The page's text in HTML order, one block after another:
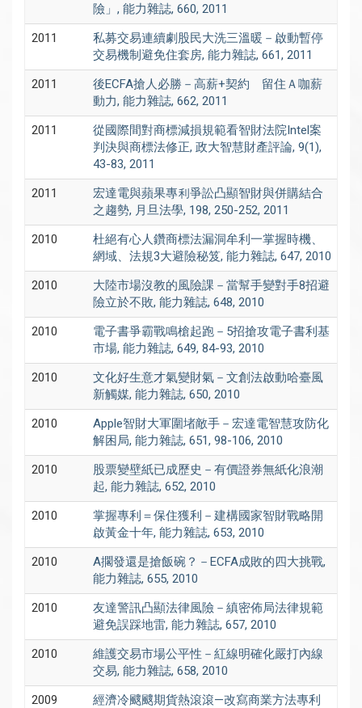
險」, 能力雜誌, 660, 2011
2011
私募交易連續劇股民大洗三溫暖－啟動暫停
交易機制避免住套房, 能力雜誌, 661, 2011
2011
後ECFA搶人必勝－高薪+契約 留住Ａ咖薪
動力, 能力雜誌, 662, 2011
2011
從國際間對商標減損規範看智財法院Intel案
判決與商標法修正, 政大智慧財產評論, 9(1),
43-83, 2011
2011
宏達電與蘋果專利爭訟凸顯智財與併購結合
之趨勢, 月旦法學, 198, 250-252, 2011
2010
杜絕有心人鑽商標法漏洞牟利一掌握時機、
網域、法規3大避險秘笈, 能力雜誌, 647, 2010
2010
大陸市場沒教的風險課－當幫手變對手8招避
險立於不敗, 能力雜誌, 648, 2010
2010
電子書爭霸戰鳴槍起跑－5招搶攻電子書利基
市場, 能力雜誌, 649, 84-93, 2010
2010
文化好生意才氣變財氣－文創法啟動哈臺風
新觸媒, 能力雜誌, 650, 2010
2010
Apple智財大軍圍堵敵手－宏達電智慧攻防化
解困局, 能力雜誌, 651, 98-106, 2010
2010
股票變壁紙已成歷史－有價證券無紙化浪潮
起, 能力雜誌, 652, 2010
2010
掌握專利＝保住獲利－建構國家智財戰略開
啟黃金十年, 能力雜誌, 653, 2010
2010
A擱發還是搶飯碗？－ECFA成敗的四大挑戰,
能力雜誌, 655, 2010
2010
友達警訊凸顯法律風險－縝密佈局法律規範
避免誤踩地雷, 能力雜誌, 657, 2010
2010
維護交易市場公平性－紅線明確化嚴打內線
交易, 能力雜誌, 658, 2010
2009
經濟冷颼颼期貨熱滾滾—改寫商業方法專利